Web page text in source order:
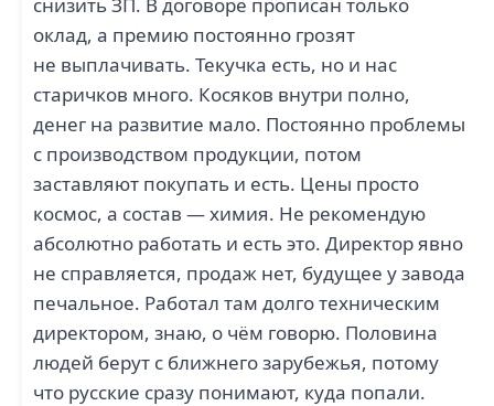
оклад, а премию постоянно грозят
не выплачивать. Текучка есть, но и нас
старичков много. Косяков внутри полно,
денег на развитие мало. Постоянно проблемы
с производством продукции, потом
заставляют покупать и есть. Цены просто
космос, а состав — химия. Не рекомендую
абсолютно работать и есть это. Директор явно
не справляется, продаж нет, будущее у завода
печальное. Работал там долго техническим
директором, знаю, о чём говорю. Половина
людей берут с ближнего зарубежья, потому
что русские сразу понимают, куда попали.